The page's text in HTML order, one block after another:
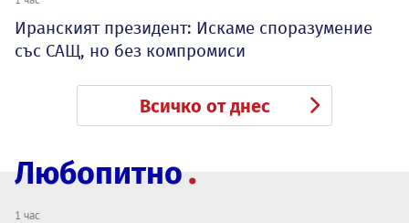
Иранският президент: Искаме споразумение
със САЩ, но без компромиси
Всичко от днес
Любопитно
1 час